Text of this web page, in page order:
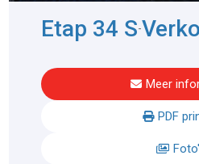
Etap 34 S-
Meer
PDF